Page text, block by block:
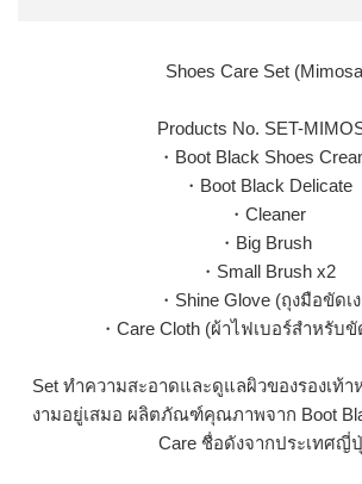
Shoes Care Set
Products No. SET-
・Boot Black Shoes
・Boot Black Delicate
・Cleaner
・Big Brush
・Small Brush x2
・Shine Glove (ถุงมือขัดเ
・Care Cloth (ผ้าไฟเบอร์สำหรับขั
Set ทำความสะอาดและดูแลผิวของรองเท้า
งามอยู่เสมอ ผลิตภัณฑ์คุณภาพจาก Boot
Care ชื่อดังจากประเทศญี่